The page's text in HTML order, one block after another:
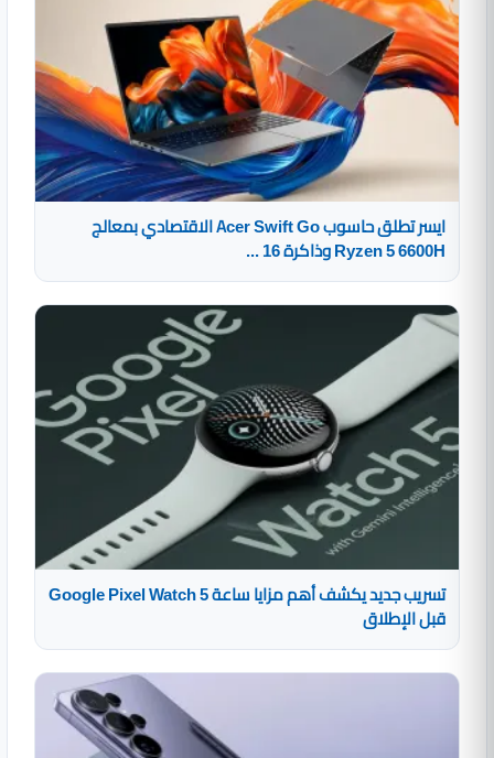
ايسر تطلق حاسوب Acer Swift Go الاقتصادي بمعالج
Ryzen 5 6600H وذاكرة 16 ...
تسريب جديد يكشف أهم مزايا ساعة Google Pixel Watch 5
قبل الإطلاق